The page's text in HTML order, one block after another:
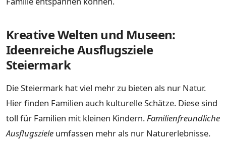
Kreative Welten und Museen:
Ideenreiche Ausflugsziele
Steiermark
Die Steiermark hat viel mehr zu bieten als nur Natur.
Hier finden Familien auch kulturelle Schätze. Diese sind
toll für Familien mit kleinen Kindern.Familienfreundliche
Ausflugsziele umfassen mehr als nur Naturerlebnisse.